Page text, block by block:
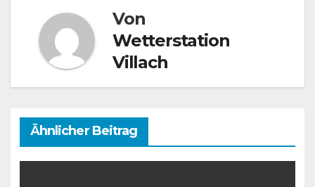
Von
Wetterstation
Villach
Ähnlicher Beitrag